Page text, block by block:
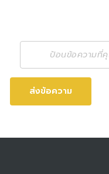
ส่งข้อความ